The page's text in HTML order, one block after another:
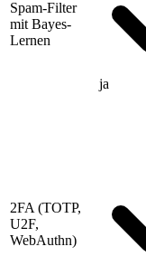
Spam-Filter
mit Bayes-
Lernen
ja
2FA (TOTP,
U2F,
WebAuthn)